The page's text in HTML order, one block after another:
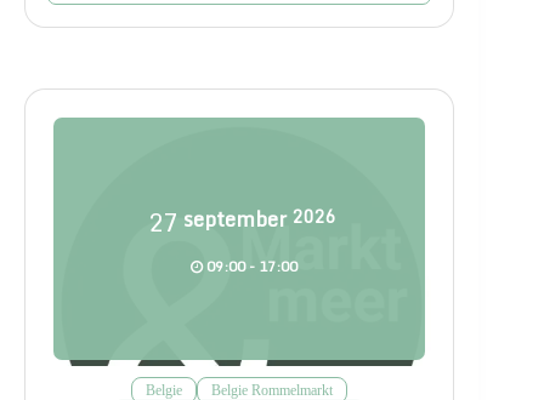
27 september 2026
09:00 - 17:00
Belgie
Belgie Rommelmarkt